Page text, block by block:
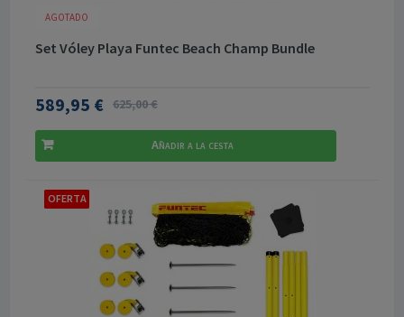
AGOTADO
Set Vóley Playa Funtec Beach Champ Bundle
589,95 € 625,00 €
Añadir a la cesta
OFERTA